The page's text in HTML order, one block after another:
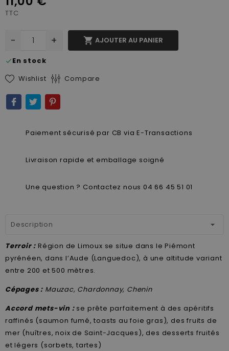
TTC
- +  AJOUTER AU PANIER
check En stock
Wishlist
Compare
Paiement sécurisé par CB via E-Transactions
Livraison rapide et emballage soigné
Une question ? Contactez nous 04 66 45 51 01
Description
Terroir : Région de Limoux se situe dans le Piémont
pyrénéen, dans l’Aude (Languedoc), à une altitude variant
entre 200 et 500 mètres.
Cépages : Mauzac, Chardonnay, Chenin
Accord mets-vin : se prête parfaitement à des apéritifs
raffinés (saumon fumé, toasts au foie gras), des fruits de
mer (huîtres, noix de Saint-Jacques), des desserts fruités
et légers (sorbets, tartes)